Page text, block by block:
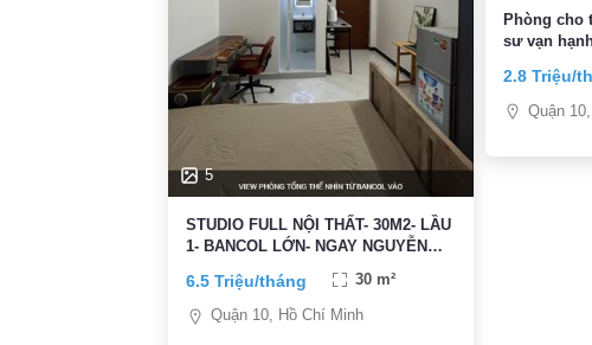
5
STUDIO FULL NỘI THẤT- 30M2- LẦU
1- BANCOL LỚN- NGAY NGUYỄN
6.5 Triệu/tháng 30 m²
Quận 10, Hồ Chí Minh
Phòng cho
sư vạn
2.8 Triệu/
Quận